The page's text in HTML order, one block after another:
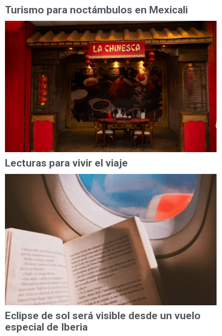
Turismo para noctámbulos en Mexicali
Lecturas para vivir el viaje
Eclipse de sol será visible desde un vuelo
especial de Iberia